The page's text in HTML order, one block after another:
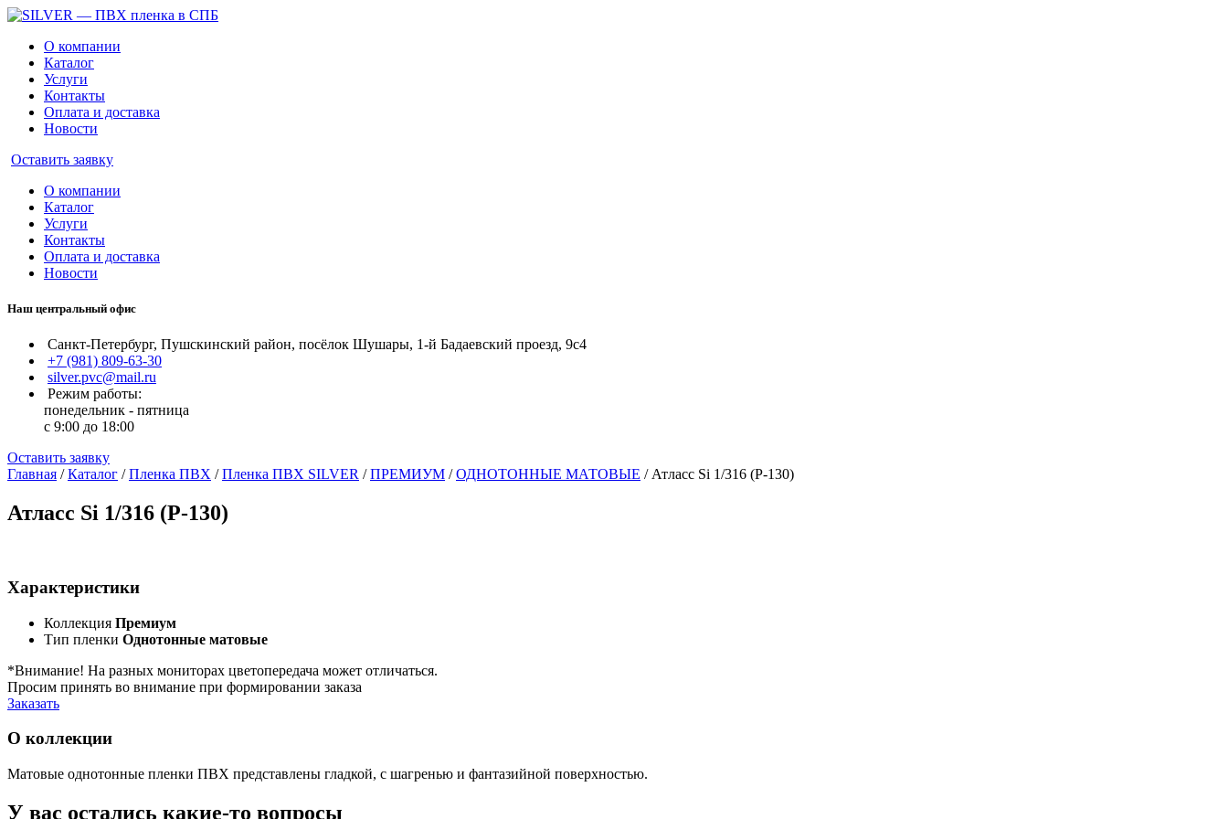
О компании
Каталог
Услуги
Контакты
Оплата и доставка
Новости
Оставить заявку
О компании
Каталог
Услуги
Контакты
Оплата и доставка
Новости
Наш центральный офис
Санкт-Петербург, Пушскинский район, посёлок Шушары, 1-й Бадаевский проезд, 9с4
+7 (981) 809-63-30
silver.pvc@mail.ru
Режим работы:
понедельник - пятница
с 9:00 до 18:00
Оставить заявку
Главная /Каталог /Пленка ПВХ /Пленка ПВХ SILVER /ПРЕМИУМ /ОДНОТОННЫЕ МАТОВЫЕ / Атласс Si 1/316 (Р-130)
Атласс Si 1/316 (Р-130)
Характеристики
Коллекция Премиум
Тип пленки Однотонные матовые
*Внимание! На разных мониторах цветопередача может отличаться.
Просим принять во внимание при формировании заказа
Заказать
О коллекции
Матовые однотонные пленки ПВХ представлены гладкой, с шагренью и фантазийной поверхностью.
У вас остались какие-то вопросы